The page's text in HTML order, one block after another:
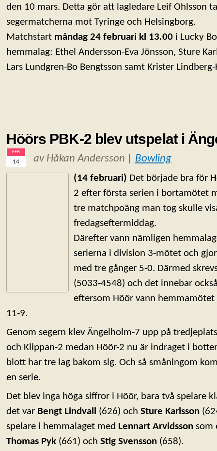
den 10 mars. Detta gör att lagledare Leif Ohlsson
segermatcherna mot Tyringe och Helsingborg.
Matchstart måndag 24 februari kl 13.00i Lucky
hemmalag: Ethel Andersson-Eva Jönsson, Sture
Lars Lundgren-Bo Bengtsson samt Krister Lindberg-
Höörs PBK-2 blev utspelat i
FEB
14 av Håkan Andersson | Bowling
(14 februari) Det började bra för
2 efter första serien i bortamötet
tre matchpoäng man tog skulle
fredagseftermiddag.
Därefter vann nämligen
serierna i division 3-mötet och
med tre gånger 5-0. Därmed
(5033-4548) och det innebar
eftersom Höör vann
11-9.
Genom segern klev Ängelholm-7 upp på
och Klippan-2 medan Höör-2 nu är indraget i
blott har tre lag bakom sig. Och så småningom
en serie.
Det blev inga höga siffror i Höör, bara två spelare
det var Bengt Lindvall (626) och Sture Karlsson
spelare i hemmalaget med Lennart Arvidssonsom
Thomas Pyk(661) och Stig Svensson (658).